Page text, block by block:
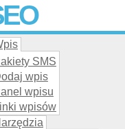
–
za darmo!
SMS
wpis
wpisu
wpisów